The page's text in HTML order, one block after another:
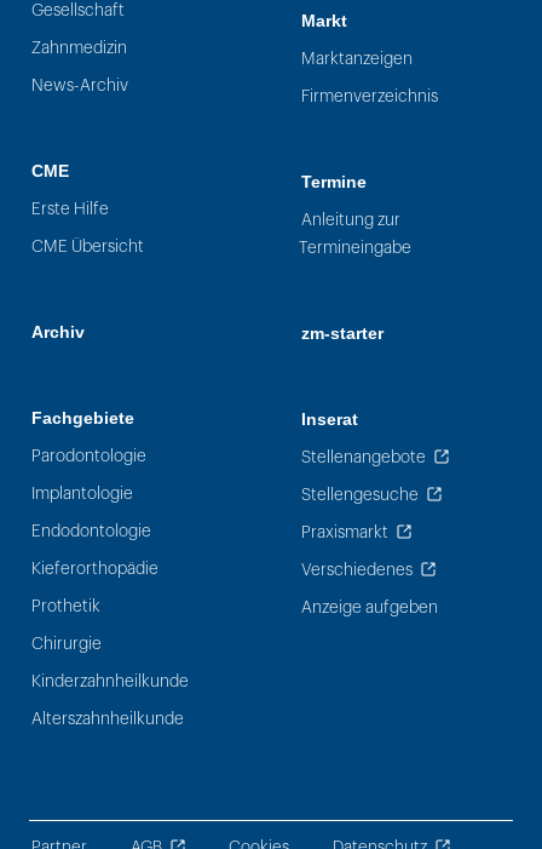
Gesellschaft
Zahnmedizin
News-Archiv
CME
Erste Hilfe
CME Übersicht
Archiv
Fachgebiete
Parodontologie
Implantologie
Endodontologie
Kieferorthopädie
Prothetik
Chirurgie
Kinderzahnheilkunde
Alterszahnheilkunde
Markt
Marktanzeigen
Firmenverzeichnis
Termine
Anleitung zur
Termineingabe
zm-starter
Inserat
Stellenangebote
Stellengesuche
Praxismarkt
Verschiedenes
Anzeige aufgeben